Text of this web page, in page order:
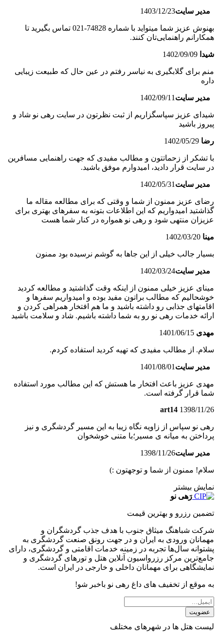
مدیر سایت1403/12/23
بهنوش عزیز شما میتواید با شماره 74828-021 تماس بگیرید تا
همکارانم راهنمایی‌تان کنند.
شیدا 1402/09/09
منم برای گلابگیری به نیاسر رفتم در عین حال که طبیعت زیبایی
داره
مدیر سایت 1402/09/11
شیدای عزیز سپاسگزاریم از ثبت نظرتون در سایت رهی نو شاد و
پیروز باشید
رضا 1402/05/29
با تشکر از زحماتتون و مطالب مفیدی که جهت راهنمایی مسافرین
در سایت قرار دادید، امیدوارم موفق باشید.
مدیر سایت 1402/05/31
رضای عزیز ممنون از شما و وقتی که برای مطالعه مقاله ما
گذاشتید امیدواریم که این اطلاعات بتونه به سفرهای بهتری برای
عزیزان منتهی شود و رهی نو همواره در کنار شما هست
مینا 1402/03/20
بسیار جالب خیلی از این جاها به گوشم نرسیده بود ممنون
مدیر سایت1402/03/24
مینای عزیز خیلی ممنون از اینکه وقت گذاشتید و مطالعه کردید
خوشحالیم که مطالب براتون مفید بوده و امیدواریم سفرها و
اقامتهای جذابی رو داشته باشید و ما هم افتخار همراهی کردن و
ارائه خدمات رهی نو رو به شما داشته باشیم. شاد و سلامت باشید
مهدی 1401/06/15
سلام. از مطالب مفیدی که تهیه کردید استفاده کردم.
مدیر سایت 1401/08/01
مهدی عزیز باعث افتخار ما هستش که این مطالب مورد استفاده
شما قرار گرفته است.
art14 1398/11/26
رهی نو سپاس از زاویه نگاه زیبا به این مسیر گردشگری و نیز
پرداختن به میانه ی مسیر؛با متنی خوشخوان
مدیر سایت1398/11/26
سلام! ممنون از شما و توجهتون :)
نمایش بیشتر
رَهی نو
تضمین رزرو و بهترین قیمت
شرکت شباهنگ میثاق جنوب با هدف جذب گردشگران و
مهمانان ورودی به ایران و در جهت رونق صنعت گردشگری به
پشتوانه سال‌ها تجربه در زمینه خدمات اقامتی و گردشگری، دارای
جامع‌ترین مرکز رزرواسیون آنلاین هتل و تورهای گردشگری و
نمایشگاهی برای مهمانان داخلی و خارجی در ایران است.
به موقع از تخفیف های داغ رهی نو باخبر شو!
عضویت
لیست هتل ها در شهرهای مختلف